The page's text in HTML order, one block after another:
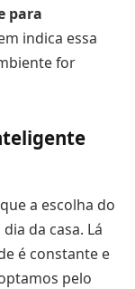
para
indica essa
for
a escolha do
da casa. Lá
é constante e
pelo